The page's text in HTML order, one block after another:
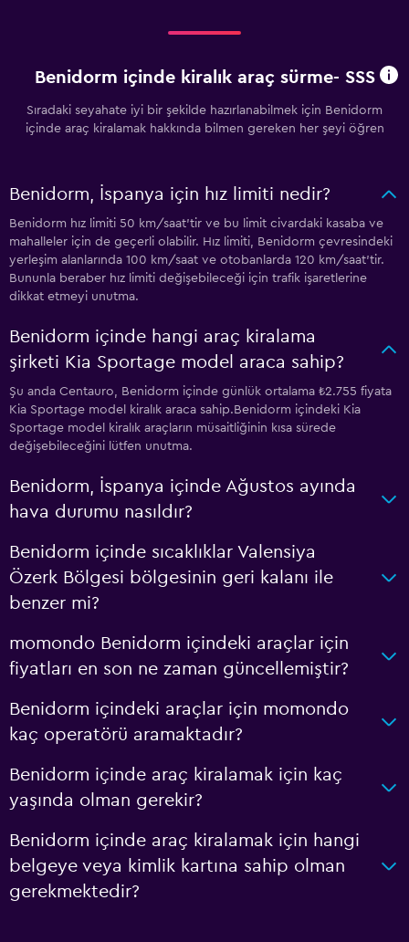
Benidorm içinde kiralık araç sürme- SSS
Sıradaki seyahate iyi bir şekilde hazırlanabilmek için Benidorm
içinde araç kiralamak hakkında bilmen gereken her şeyi öğren
Benidorm, İspanya için hız limiti nedir?
Benidorm hız limiti 50 km/saat'tir ve bu limit civardaki kasaba ve
mahalleler için de geçerli olabilir. Hız limiti, Benidorm çevresindeki
yerleşim alanlarında 100 km/saat ve otobanlarda 120 km/saat'tir.
Bununla beraber hız limiti değişebileceği için trafik işaretlerine
dikkat etmeyi unutma.
Benidorm içinde hangi araç kiralama
şirketi Kia Sportage model araca sahip?
Şu anda Centauro, Benidorm içinde günlük ortalama ₺2.755 fiyata
Kia Sportage model kiralık araca sahip.Benidorm içindeki Kia
Sportage model kiralık araçların müsaitliğinin kısa sürede
değişebileceğini lütfen unutma.
Benidorm, İspanya içinde Ağustos ayında
hava durumu nasıldır?
Benidorm içinde sıcaklıklar Valensiya
Özerk Bölgesi bölgesinin geri kalanı ile
benzer mi?
momondo Benidorm içindeki araçlar için
fiyatları en son ne zaman güncellemiştir?
Benidorm içindeki araçlar için momondo
kaç operatörü aramaktadır?
Benidorm içinde araç kiralamak için kaç
yaşında olman gerekir?
Benidorm içinde araç kiralamak için hangi
belgeye veya kimlik kartına sahip olman
gerekmektedir?